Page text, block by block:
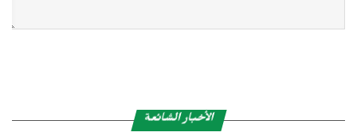
الأخبار الشائعة